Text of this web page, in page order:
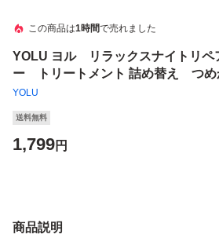
この商品は1時間で売れました
YOLU ヨル リラックスナイトリペ
ー トリートメント 詰め替え つ
YOLU
送料無料
1,799円
商品説明